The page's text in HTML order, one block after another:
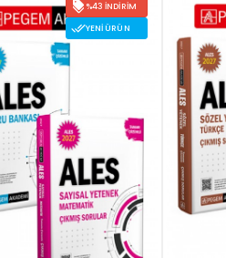
%43 İNDIRIM
YENI ÜRÜN